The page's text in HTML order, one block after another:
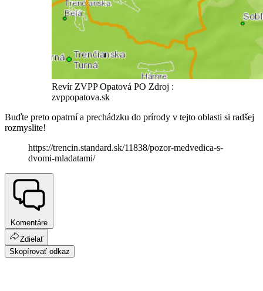
Revír ZVPP Opatová PO Zdroj :
zvppopatova.sk
Buďte preto opatrní a prechádzku do prírody v tejto oblasti si radšej
rozmyslite!
https://trencin.standard.sk/11838/pozor-medvedica-s-
dvomi-mladatami/
Komentáre
Zdielať
Skopírovať odkaz